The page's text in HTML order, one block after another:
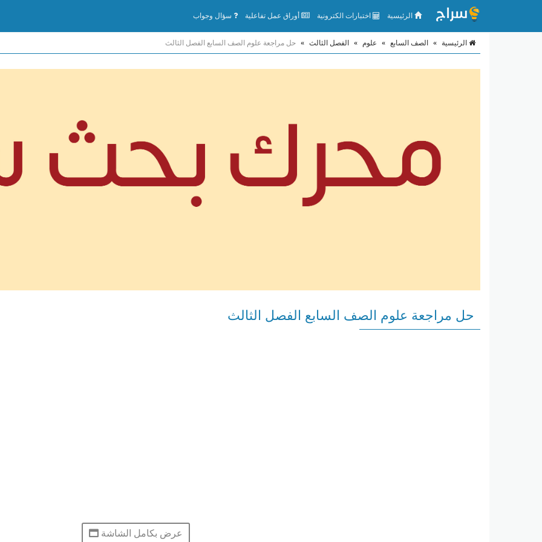
الرئيسية اختبارات الكترونية أوراق عمل تفاعلية سؤال وجواب
الرئيسية » الصف السابع » علوم » الفصل الثالث » حل مراجعة علوم الصف السابع الفصل الثالث
حل مراجعة علوم الصف السابع الفصل الثالث
عرض بكامل الشاشة